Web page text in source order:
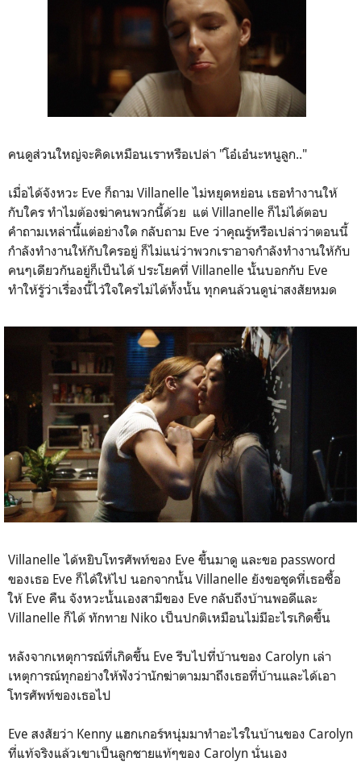
คนดูส่วนใหญ่จะคิดเหมือนเราหรือเปล่า "โอ๋เอ๋นะหนูลูก.."
เมื่อได้จังหวะ Eve ก็ถาม Villanelle ไม่หยุดหย่อน เธอทำงานให้
กับใคร ทำไมต้องฆ่าคนพวกนี้ด้วย แต่ Villanelle ก็ไม่ได้ตอบ
คำถามเหล่านี้แต่อย่างใด กลับถาม Eve ว่าคุณรู้หรือเปล่าว่าตอนนี้
กำลังทำงานให้กับใครอยู่ ก็ไม่แน่ว่าพวกเราอาจกำลังทำงานให้กับ
คนๆเดียวกันอยู่ก็เป็นได้ ประโยคที่ Villanelle นั้นบอกกับ Eve
ทำให้รู้ว่าเรื่องนี้ไว้ใจใครไม่ได้ทั้งนั้น ทุกคนล้วนดูน่าสงสัยหมด
Villanelle ได้หยิบโทรศัพท์ของ Eve ขึ้นมาดู และขอ password
ของเธอ Eve ก็ได้ให้ไป นอกจากนั้น Villanelle ยังขอชุดที่เธอซื้อ
ให้ Eve คืน จังหวะนั้นเองสามีของ Eve กลับถึงบ้านพอดีและ
Villanelle ก็ได้ ทักทาย Niko เป็นปกติเหมือนไม่มีอะไรเกิดขึ้น
หลังจากเหตุการณ์ที่เกิดขึ้น Eve รีบไปที่บ้านของ Carolyn เล่า
เหตุการณ์ทุกอย่างให้ฟังว่านักฆ่าตามมาถึงเธอที่บ้านและได้เอา
โทรศัพท์ของเธอไป
Eve สงสัยว่า Kenny แฮกเกอร์หนุ่มมาทำอะไรในบ้านของ Carolyn
ที่แท้จริงแล้วเขาเป็นลูกชายแท้ๆของ Carolyn นั่นเอง